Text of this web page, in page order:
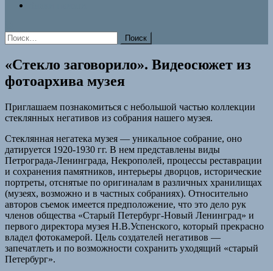
Найти:
«Стекло заговорило». Видеосюжет из
фотоархива музея
Приглашаем познакомиться с небольшой частью коллекции
стеклянных негативов из собрания нашего музея.
Стеклянная негатека музея — уникальное собрание, оно
датируется 1920-1930 гг. В нем представлены виды
Петрограда-Ленинграда, Некрополей, процессы реставрации
и сохранения памятников, интерьеры дворцов, исторические
портреты, отснятые по оригиналам в различных хранилищах
(музеях, возможно и в частных собраниях). Относительно
авторов съемок имеется предположение, что это дело рук
членов общества «Старый Петербург-Новый Ленинград» и
первого директора музея Н.В.Успенского, который прекрасно
владел фотокамерой. Цель создателей негативов —
запечатлеть и по возможности сохранить уходящий «старый
Петербург».